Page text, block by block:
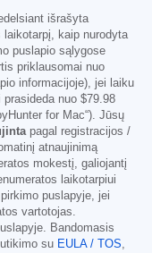
išrašyta
kaip nurodyta
puslapio sąlygose
priklausomai nuo
informacijoje), jei laiku
prasideda nuo $79.98
for Mac“). Jūsų
pagal registracijos /
atnaujinimą
mokestį, galiojantį
laikotarpiui
puslapyje, jei
vartotojas.
Bandomasis
su EULA / TOS,